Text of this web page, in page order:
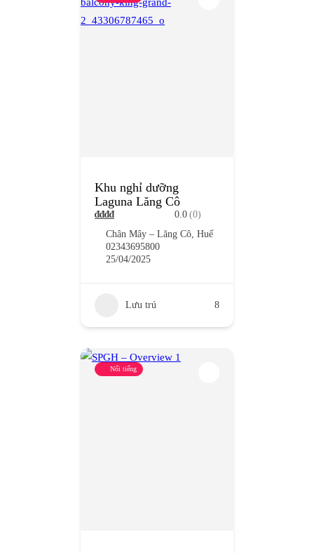
Khu nghỉ dưỡng
Laguna Lăng Cô
₫₫₫₫ 0.0 (0)
Chân Mây – Lăng Cô, Huế
02343695800
25/04/2025
Lưu trú 8
Nổi tiếng